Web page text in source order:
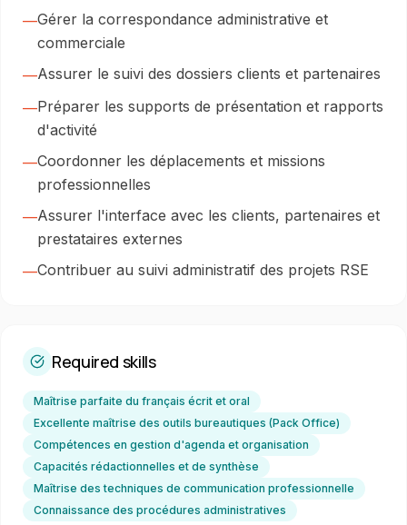
—Gérer la correspondance administrative et
commerciale
—Assurer le suivi des dossiers clients et partenaires
—Préparer les supports de présentation et rapports
d'activité
—Coordonner les déplacements et missions
professionnelles
—Assurer l'interface avec les clients, partenaires et
prestataires externes
—Contribuer au suivi administratif des projets RSE
Required skills
Maîtrise parfaite du français écrit et oral
Excellente maîtrise des outils bureautiques (Pack Office)
Compétences en gestion d'agenda et organisation
Capacités rédactionnelles et de synthèse
Maîtrise des techniques de communication professionnelle
Connaissance des procédures administratives